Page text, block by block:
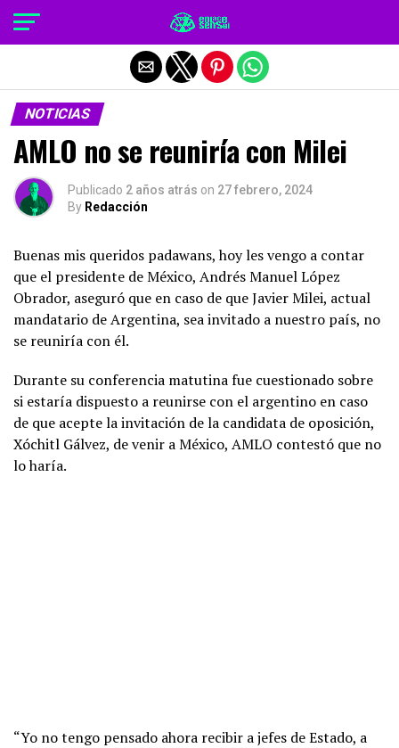
NOTICIAS
AMLO no se reuniría con Milei
Publicado 2 años atrás on 27 febrero, 2024
By Redacción
Buenas mis queridos padawans, hoy les vengo a contar
que el presidente de México, Andrés Manuel López
Obrador, aseguró que en caso de que Javier Milei, actual
mandatario de Argentina, sea invitado a nuestro país, no
se reuniría con él.
Durante su conferencia matutina fue cuestionado sobre
si estaría dispuesto a reunirse con el argentino en caso
de que acepte la invitación de la candidata de oposición,
Xóchitl Gálvez, de venir a México, AMLO contestó que no
lo haría.
“Yo no tengo pensado ahora recibir a jefes de Estado, a
Salir de la versión móvil